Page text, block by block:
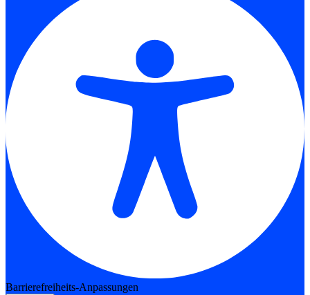
Barrierefreiheits-Anpassungen